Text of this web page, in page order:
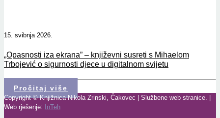
15. svibnja 2026.
„Opasnosti iza ekrana” – književni susreti s Mihaelom
Trbojević o sigurnosti djece u digitalnom svijetu
Pročitaj više
Copyright © Knjižnica Nikola Zrinski, Čakovec | Službene web stranice. |
Web rješenje: InTeh